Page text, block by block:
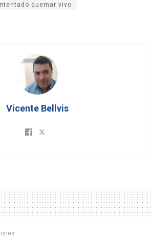
quemar vivo
Vicente Bellvis